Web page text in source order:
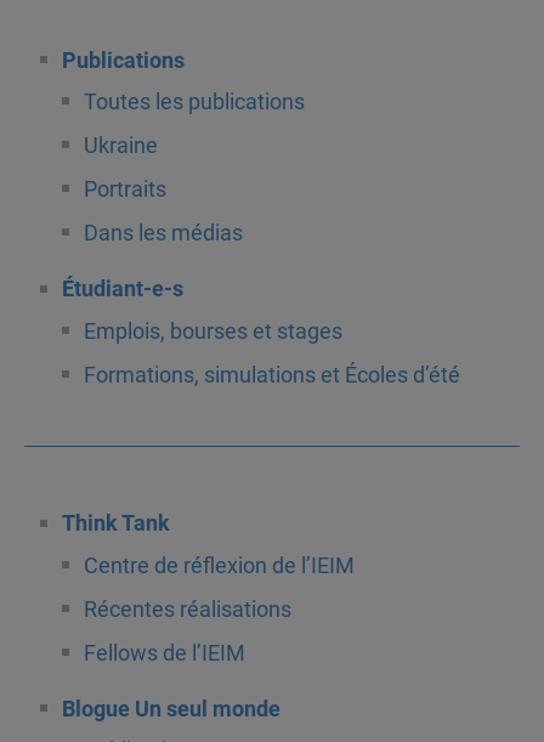
Publications
Toutes les publications
Ukraine
Portraits
Dans les médias
Étudiant-e-s
Emplois, bourses et stages
Formations, simulations et Écoles d’été
Think Tank
Centre de réflexion de l’IEIM
Récentes réalisations
Fellows de l’IEIM
Blogue Un seul monde